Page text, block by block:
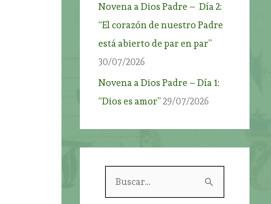
Novena a Dios Padre – Día 2:
“El corazón de nuestro Padre
está abierto de par en par”
30/07/2026
Novena a Dios Padre – Día 1:
“Dios es amor” 29/07/2026